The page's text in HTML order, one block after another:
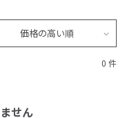
価格の高い順
0 件
せん